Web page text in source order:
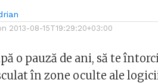
2013-08-15T19:29:20+03:00
o pauză de ani, să te
în zone oculte ale